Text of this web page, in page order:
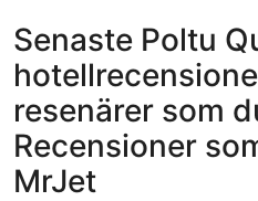
Senaste Poltu
resenärer som
Recensioner
MrJet